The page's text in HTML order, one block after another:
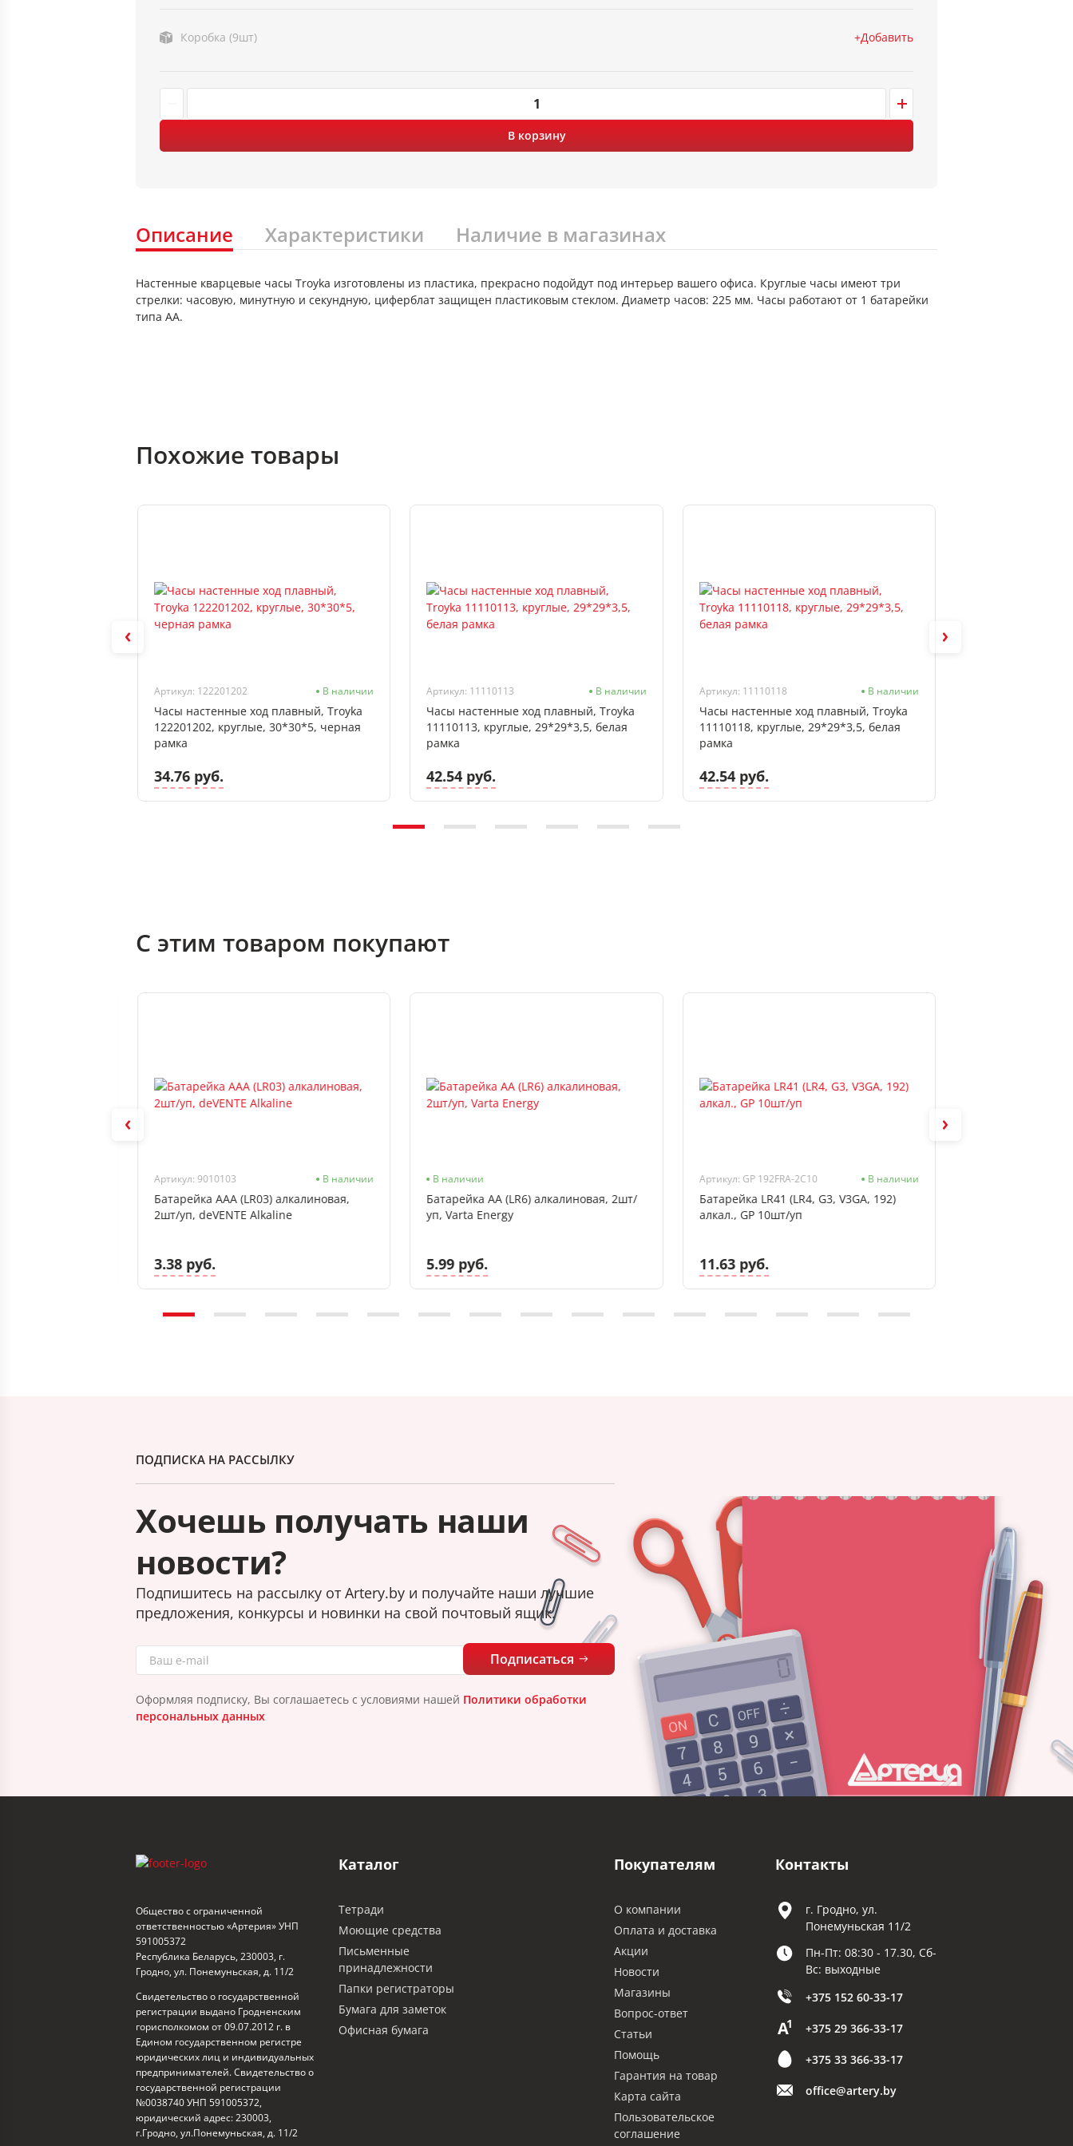
Коробка (9шт) Добавить
В корзину
Описание Характеристики Наличие в магазинах
Настенные кварцевые часы Troyka изготовлены из пластика, прекрасно подойдут под интерьер вашего офиса. Круглые часы имеют три
стрелки: часовую, минутную и секундную, циферблат защищен пластиковым стеклом. Диаметр часов: 225 мм. Часы работают от 1 батарейки
типа АА.
Похожие товары
Артикул: 122201202 В наличии
Часы настенные ход плавный, Troyka
122201202, круглые, 30*30*5, черная
рамка
34.76 руб.
Артикул: 11110113 В наличии
Часы настенные ход плавный, Troyka
11110113, круглые, 29*29*3,5, белая
рамка
42.54 руб.
Артикул: 11110118 В наличии
Часы настенные ход плавный, Troyka
11110118, круглые, 29*29*3,5, белая
рамка
42.54 руб.
С этим товаром покупают
Артикул: 9010103 В наличии
Батарейка ААA (LR03) алкалиновая,
2шт/уп, deVENTE Alkaline
3.38 руб.
В наличии
Батарейка АА (LR6) алкалиновая, 2шт/
уп, Varta Energy
5.99 руб.
Артикул: GP 192FRA-2C10 В наличии
Батарейка LR41 (LR4, G3, V3GA, 192)
алкал., GP 10шт/уп
11.63 руб.
ПОДПИСКА НА РАССЫЛКУ
Хочешь получать наши
новости?
Подпишитесь на рассылку от Artery.by и получайте наши лучшие
предложения, конкурсы и новинки на свой почтовый ящик.
Подписаться
Оформляя подписку, Вы соглашаетесь с условиями нашей Политики обработки
персональных данных
Общество с ограниченной
ответственностью «Артерия» УНП
591005372
Республика Беларусь, 230003, г.
Гродно, ул. Понемуньская, д. 11/2
Свидетельство о государственной
регистрации выдано Гродненским
горисполкомом от 09.07.2012 г. в
Едином государственном регистре
юридических лиц и индивидуальных
предпринимателей. Свидетельство о
государственной регистрации
№0038740 УНП 591005372,
юридический адрес: 230003,
г.Гродно, ул.Понемуньская, д. 11/2
Каталог
Тетради
Моющие средства
Письменные
принадлежности
Папки регистраторы
Бумага для заметок
Офисная бумага
Покупателям
О компании
Оплата и доставка
Акции
Новости
Магазины
Вопрос-ответ
Статьи
Помощь
Гарантия на товар
Карта сайта
Пользовательское
соглашение
Контакты
г. Гродно, ул.
Понемуньская 11/2
Пн-Пт: 08:30 - 17.30, Сб-
Вс: выходные
+375 152 60-33-17
+375 29 366-33-17
+375 33 366-33-17
office@artery.by